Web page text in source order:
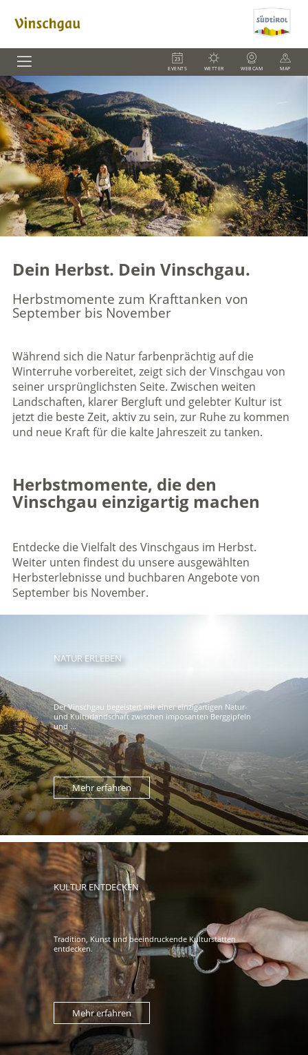
EVENTS WETTER WEBCAM MAP
Dein Herbst. Dein Vinschgau.
Herbstmomente zum Krafttanken von
September bis November
Während sich die Natur farbenprächtig auf die
Winterruhe vorbereitet, zeigt sich der Vinschgau von
seiner ursprünglichsten Seite. Zwischen weiten
Landschaften, klarer Bergluft und gelebter Kultur ist
jetzt die beste Zeit, aktiv zu sein, zur Ruhe zu kommen
und neue Kraft für die kalte Jahreszeit zu tanken.
Herbstmomente, die den
Vinschgau einzigartig machen
Entdecke die Vielfalt des Vinschgaus im Herbst.
Weiter unten findest du unsere ausgewählten
Herbsterlebnisse und buchbaren Angebote von
September bis November.
NATUR ERLEBEN
Der Vinschgau begeistert mit einer einzigartigen Natur-
und Kulturlandschaft zwischen imposanten Berggipfeln
und ...
Mehr erfahren
KULTUR ENTDECKEN
Tradition, Kunst und beeindruckende Kulturstätten
entdecken.
Mehr erfahren